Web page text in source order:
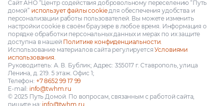
Сайт АНО “Центр содействия добровольному переселению “Путь
домой” использует файлы cookieдля обеспечения удобства и
персонализации работы пользователей. Вы можете изменить
настройки cookie в своём браузере в любое время. Информация о
порядке обработки персональных данных и мерах по их защите
доступна в нашей Политике конфиденциальности.
Использование материалов сайта регулируетсяУсловиями
использования.
Руководитель: А. В. Бублик; Адрес: 355017 г. Ставрополь, улица
Ленина, д. 219. 5 этаж. Офис 1;
Телефон: +7 8652 99 17 99
E-mail: info@twhm.ru
© 2025 Путь Домой. По вопросам, связанным с работой сайта,
пишите на: info@twhm.ru